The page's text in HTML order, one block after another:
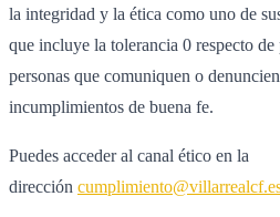
la integridad y la ética como uno de
que incluye la tolerancia 0 respecto de
personas que comuniquen o
incumplimientos de buena fe.
Puedes acceder al canal ético en la
dirección